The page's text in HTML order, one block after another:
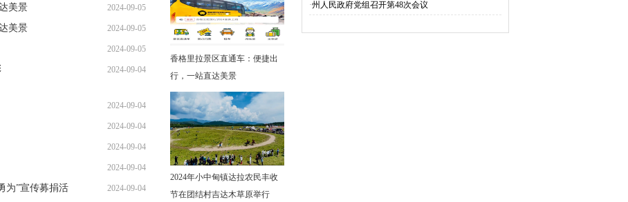
美景 2024-09-05
美景 2024-09-05
2024-09-05
2024-09-04
2024-09-04
2024-09-04
2024-09-04
2024-09-04
为”宣传募捐活 2024-09-04
香格里拉景区直通车：便捷出
行，一站直达美景
2024年小中甸镇达拉农民丰收
节在团结村吉达木草原举行
·州人民政府党组召开第48次会议